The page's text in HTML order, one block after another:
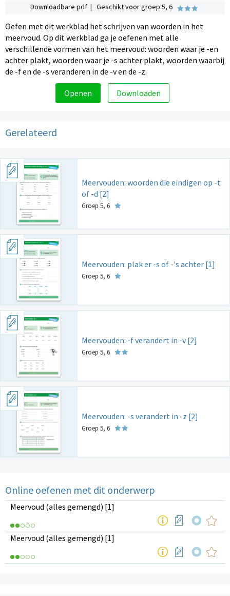
Downloadbare pdf | Geschikt voor groep 5, 6
Oefen met dit werkblad het schrijven van woorden in het
meervoud. Op dit werkblad ga je oefenen met alle
verschillende vormen van het meervoud: woorden waar je -en
achter plakt, woorden waar je -s achter plakt, woorden waarbij
de -f en de -s veranderen in de -v en de -z.
Openen Downloaden
Gerelateerd
Meervouden: woorden die eindigen op -t
of -d [2]
Groep 5, 6
Meervouden: plak er -s of -'s achter [1]
Groep 5, 6
Meervouden: -f verandert in -v [2]
Groep 5, 6
Meervouden: -s verandert in -z [2]
Groep 5, 6
Online oefenen met dit onderwerp
Meervoud (alles gemengd) [1]
Meervoud (alles gemengd) [1]